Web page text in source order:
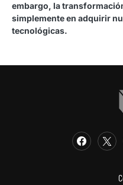
embargo, la
simplemente en adquirir
tecnológicas.